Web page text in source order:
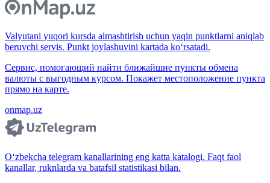
Valyutani yuqori kursda almashtirish uchun yaqin punktlarni aniqlab
beruvchi servis. Punkt joylashuvini kartada ko‘rsatadi.
Сервис, помогающий найти ближайшие пункты обмена
валюты с выгодным курсом. Покажет местоположение пункта
прямо на карте.
onmap.uz
O‘zbekcha telegram kanallarining eng katta katalogi. Faqt faol
kanallar, ruknlarda va batafsil statistikasi bilan.